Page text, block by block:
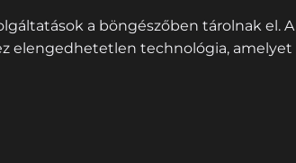
a böngészőben tárolnak el. A
elengedhetetlen technológia, amelyet